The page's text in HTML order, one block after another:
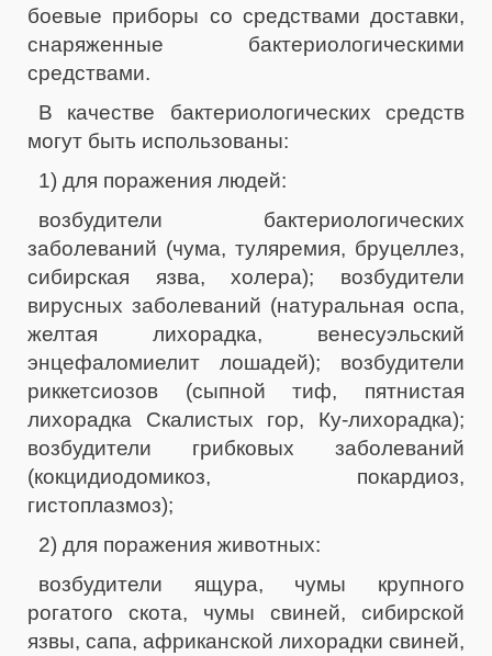
боевые приборы со средствами доставки,
снаряженные бактериологическими
средствами.
В качестве бактериологических средств
могут быть использованы:
1) для поражения людей:
возбудители бактериологических
заболеваний (чума, туляремия, бруцеллез,
сибирская язва, холера); возбудители
вирусных заболеваний (натуральная оспа,
желтая лихорадка, венесуэльский
энцефаломиелит лошадей); возбудители
риккетсиозов (сыпной тиф, пятнистая
лихорадка Скалистых гор, Ку-лихорадка);
возбудители грибковых заболеваний
(кокцидиодомикоз, покардиоз,
гистоплазмоз);
2) для поражения животных:
возбудители ящура, чумы крупного
рогатого скота, чумы свиней, сибирской
язвы, сапа, африканской лихорадки свиней,